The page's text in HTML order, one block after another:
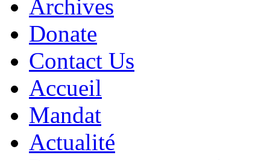
Archives
Donate
Contact Us
Accueil
Mandat
Actualité